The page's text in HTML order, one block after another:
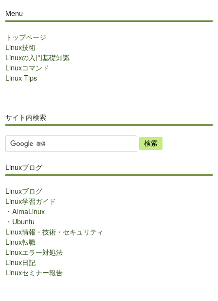
Menu
トップページ
Linux技術
Linuxの入門基礎知識
Linuxコマンド
Linux Tips
サイト内検索
サ
イ
内
索
Linuxブログ
Linuxブログ
Linux学習ガイド
・AlmaLinux
・ Ubuntu
Linux情報・技術・セキュリティ
Linux転職
Linuxエラー対処法
Linux日記
Linuxセミナー報告